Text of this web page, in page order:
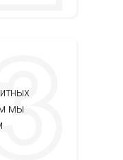
мы